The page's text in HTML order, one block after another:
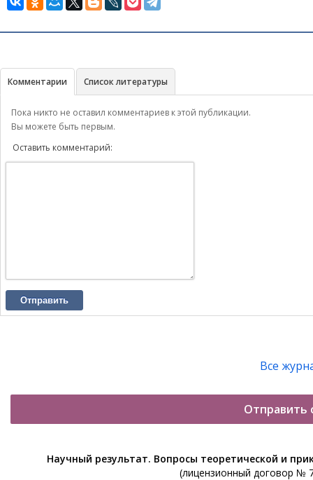
Комментарии Список литературы
Пока никто не оставил комментариев к этой публикации.
Вы можете быть первым.
Оставить комментарий:
Отправить
Все
Отправить
Научный результат. Вопросы теоретической и
(лицензионный договор №